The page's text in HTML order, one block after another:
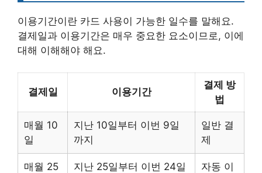
이용기간이란 카드 사용이 가능한 일수를 말해요.
결제일과 이용기간은 매우 중요한 요소이므로, 이에
대해 이해해야 해요.
결제일 이용기간
결제 방
법
매월 10
일
지난 10일부터 이번 9일
까지
일반 결
제
매월 25
지난 25일부터 이번 24일
자동 이